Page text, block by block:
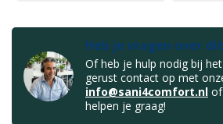
Heb je vragen over
Of heb je hulp nodig bij
gerust contact op met
info@sani4comfort.nl of
helpen je graag!